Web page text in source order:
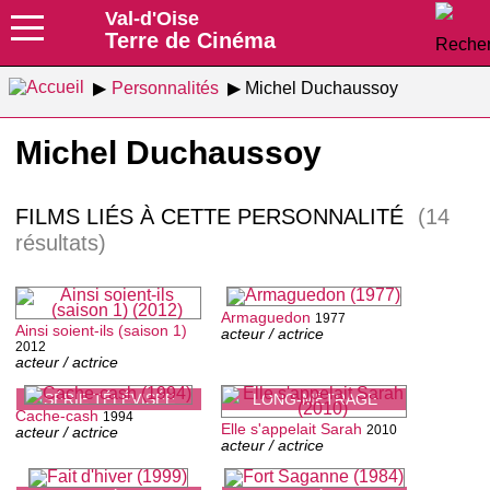
Val-d'Oise
Terre de Cinéma
Personnalités Michel Duchaussoy
Michel Duchaussoy
FILMS LIÉS À CETTE PERSONNALITÉ
(14
résultats)
SÉRIE TÉLÉVISÉE
Ainsi soient-ils (saison 1)
2012
acteur / actrice
LONG-MÉTRAGE
Armaguedon 1977
acteur / actrice
Cache-cash 1994
acteur / actrice Elle s'appelait Sarah 2010
acteur / actrice